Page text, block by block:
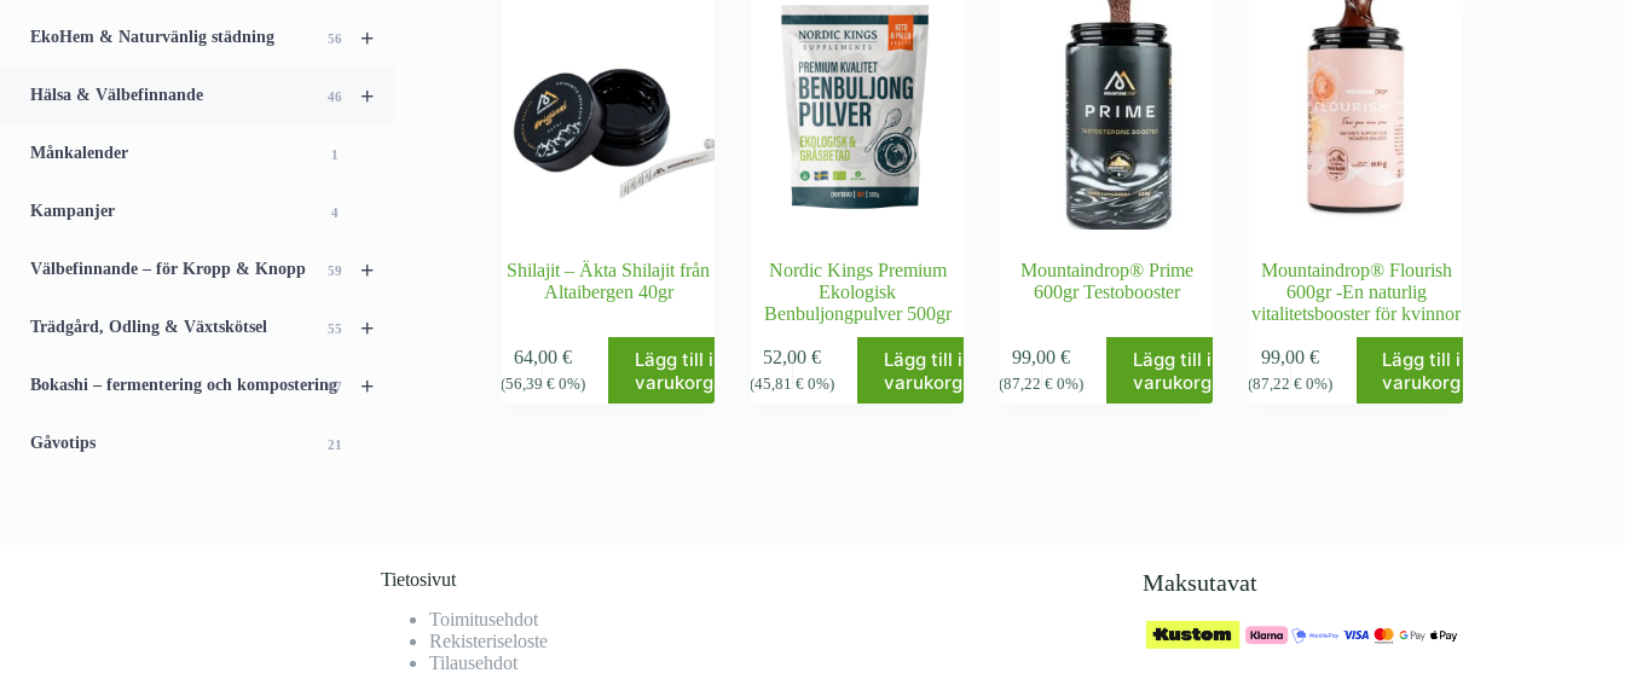
Shilajit – Äkta Shilajit från
Altaibergen 40gr
64,00 €
(56,39 €0%)
Lägg till i
varukorg
Nordic Kings Premium
Ekologisk
Benbuljongpulver 500gr
52,00€
(45,81€ 0%)
Lägg till i
varukorg
Mountaindrop® Prime
600gr Testobooster
99,00€
(87,22€ 0%)
Lägg till i
varukorg
Mountaindrop® Flourish
600gr -En naturlig
vitalitetsbooster för kvinnor
99,00€
(87,22€ 0%)
Lägg till i
varukorg
+
EkoHem & Naturvänlig städning 56
+
Hälsa & Välbefinnande 46
Månkalender 1
Kampanjer 4
+
Välbefinnande – för Kropp & Knopp 59
+
Trädgård, Odling & Växtskötsel 55
+
Bokashi – fermentering och kompostering
67
Gåvotips 21
Tietosivut
Toimitusehdot
Rekisteriseloste
Tilausehdot
Maksutavat